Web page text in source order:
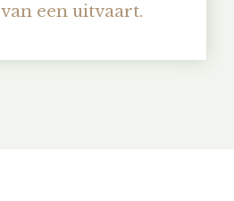
van een uitvaart.